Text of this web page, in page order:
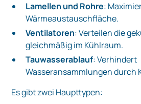
Lamellen und Rohre:
Wärmeaustauschfläche.
Ventilatoren: Verteilen die
gleichmäßig im Kühlraum.
Tauwasserablauf: Verhindert
Wasseransammlungen durch
Es gibt zwei Haupttypen: